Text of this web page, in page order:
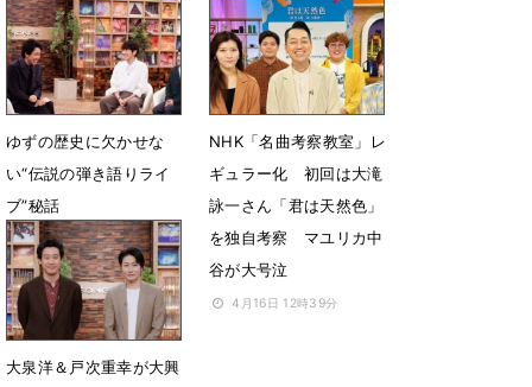
笑
5月20日 12時45分
間!?「銀河鉄道999」秘
話
5月7日 19時06分
ゆずの歴史に欠かせな
い“伝説の弾き語りライ
ブ”秘話
4月18日 17時00分
NHK「名曲考察教室」レ
ギュラー化 初回は大滝
詠一さん「君は天然色」
を独自考察 マユリカ中
谷が大号泣
4月16日 12時39分
大泉洋＆戸次重幸が大興